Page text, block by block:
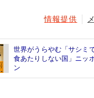
情報提供
世界がうらやむ「サシミ
食あたりしない国」ニッ
ン